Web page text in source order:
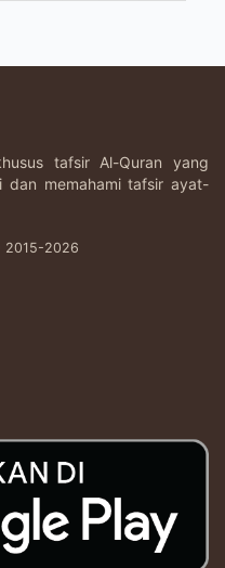
tafsir Al-Quran yang
dan memahami tafsir ayat-
2015-2026